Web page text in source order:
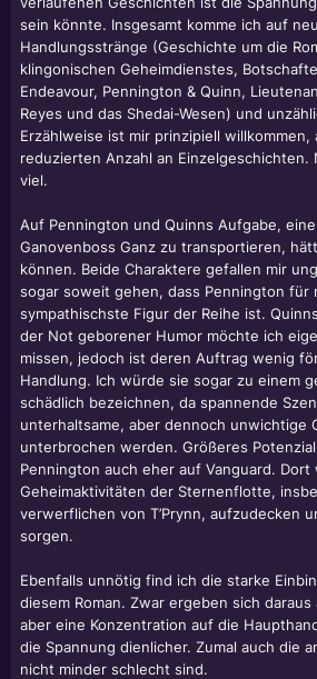
sein könnte. Insgesamt komme ich auf
Handlungsstränge (Geschichte um die
klingonischen Geheimdienstes,
Endeavour, Pennington & Quinn,
Reyes und das Shedai-Wesen) und
Erzählweise ist mir prinzipiell
reduzierten Anzahl an Einzelgeschichten.
viel.
Auf Pennington und Quinns Aufgabe,
Ganovenboss Ganz zu transportieren,
können. Beide Charaktere gefallen mir
sogar soweit gehen, dass Pennington für
sympathischste Figur der Reihe ist.
der Not geborener Humor möchte ich
missen, jedoch ist deren Auftrag wenig
Handlung. Ich würde sie sogar zu einem
schädlich bezeichnen, da spannende
unterhaltsame, aber dennoch unwichtige
unterbrochen werden. Größeres
Pennington auch eher auf Vanguard.
Geheimaktivitäten der Sternenflotte,
verwerflichen von T’Prynn, aufzudecken
sorgen.
Ebenfalls unnötig find ich die starke
diesem Roman. Zwar ergeben sich
aber eine Konzentration auf die
die Spannung dienlicher. Zumal auch die
nicht minder schlecht sind.